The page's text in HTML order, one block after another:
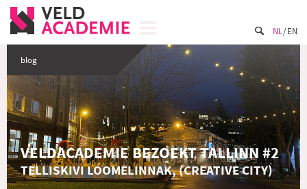
NL EN
blog
VELDACADEMIE BEZOEKT TALLINN #2
TELLISKIVI LOOMELINNAK, (CREATIVE CITY)